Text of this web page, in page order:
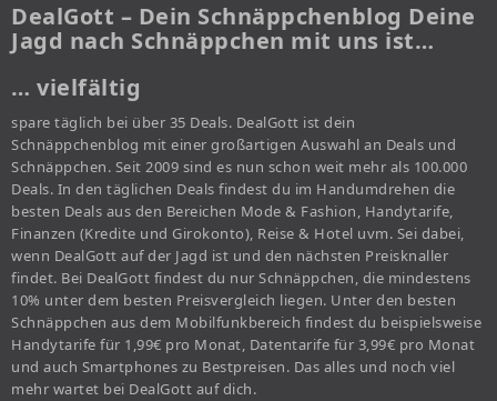
DealGott – Dein Schnäppchenblog Deine
Jagd nach Schnäppchen mit uns ist…
… vielfältig
spare täglich bei über 35 Deals. DealGott ist dein
Schnäppchenblog mit einer großartigen Auswahl an Deals und
Schnäppchen. Seit 2009 sind es nun schon weit mehr als 100.000
Deals. In den täglichen Deals findest du im Handumdrehen die
besten Deals aus den Bereichen Mode & Fashion, Handytarife,
Finanzen (Kredite und Girokonto), Reise & Hotel uvm. Sei dabei,
wenn DealGott auf der Jagd ist und den nächsten Preisknaller
findet. Bei DealGott findest du nur Schnäppchen, die mindestens
10% unter dem besten Preisvergleich liegen. Unter den besten
Schnäppchen aus dem Mobilfunkbereich findest du beispielsweise
Handytarife für 1,99€ pro Monat, Datentarife für 3,99€ pro Monat
und auch Smartphones zu Bestpreisen. Das alles und noch viel
mehr wartet bei DealGott auf dich.